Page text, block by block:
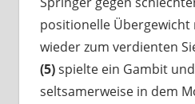
positionelle Übergewicht
wieder zum verdienten
(5)spielte ein Gambit
seltsamerweise in dem